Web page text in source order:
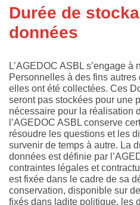
Durée de
données
L’AGEDOC ASBL s’engage
Personnelles à des fins
elles ont été collectées. Ces
seront pas stockées pour une
nécessaire pour la réalisation
l’AGEDOC ASBL conserve
résoudre les questions et les
survenir de temps à autre. La
données est définie par
contraintes légales et
est fixée dans le cadre de sa
conservation, disponible sur
fixés dans ladite politique, les